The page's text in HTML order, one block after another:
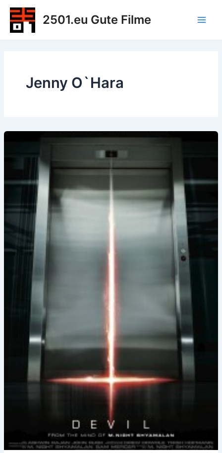
Zum
Inhalt
springen
2501.eu Gute Filme
Jenny O`Hara